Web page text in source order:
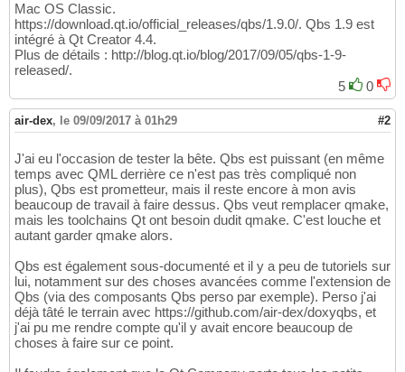
Mac OS Classic.
https://download.qt.io/official_releases/qbs/1.9.0/. Qbs 1.9 est
intégré à Qt Creator 4.4.
Plus de détails : http://blog.qt.io/blog/2017/09/05/qbs-1-9-
released/.
5
0
air-dex, le 09/09/2017 à 01h29 #2
J'ai eu l'occasion de tester la bête. Qbs est puissant (en même
temps avec QML derrière ce n'est pas très compliqué non
plus), Qbs est prometteur, mais il reste encore à mon avis
beaucoup de travail à faire dessus. Qbs veut remplacer qmake,
mais les toolchains Qt ont besoin dudit qmake. C'est louche et
autant garder qmake alors.
Qbs est également sous-documenté et il y a peu de tutoriels sur
lui, notamment sur des choses avancées comme l'extension de
Qbs (via des composants Qbs perso par exemple). Perso j'ai
déjà tâté le terrain avec https://github.com/air-dex/doxyqbs, et
j'ai pu me rendre compte qu'il y avait encore beaucoup de
choses à faire sur ce point.